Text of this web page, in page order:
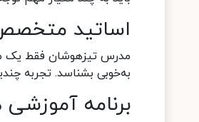
اساتید
مدرس تیزهوشان فقط یک
به‌خوبی بشناسد. تجربه
برنامه